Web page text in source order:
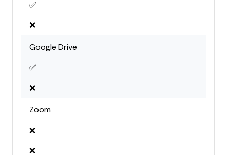
✅
❌
Google Drive
✅
❌
Zoom
❌
❌